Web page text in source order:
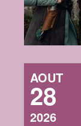
AOUT
28
2026